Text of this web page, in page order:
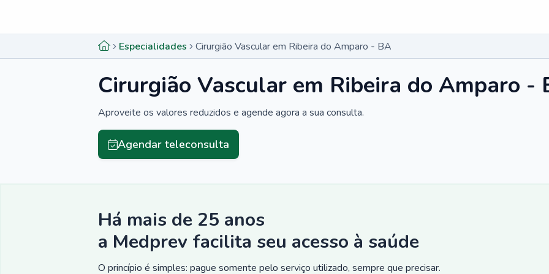
Especialidades Cirurgião Vascular em Ribeira do Amparo - BA
Cirurgião Vascular em Ribeira do Amparo -
Aproveite os valores reduzidos e agende agora a sua consulta.
Agendar teleconsulta
Há mais de 25 anos
a Medprev facilita seu acesso à saúde
O princípio é simples: pague somente pelo serviço utilizado, sempre que precisar.